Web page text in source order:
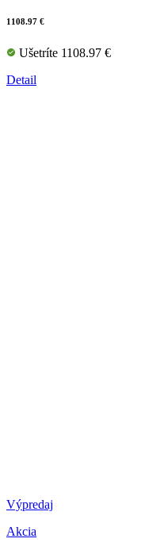
1108.97 €
Ušetríte 1108.97 €
Detail
Výpredaj
Akcia